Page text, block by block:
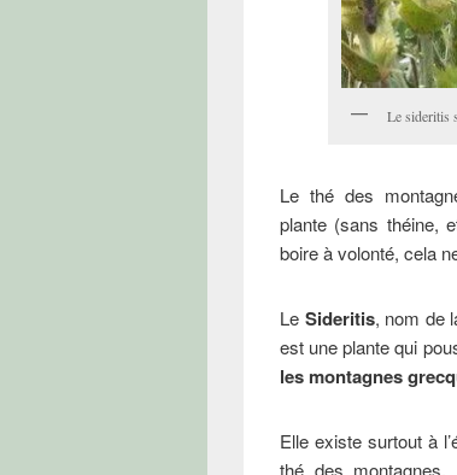
Le sideritis
Le thé des
plante (sans théine,
boire à volonté, cela
Le Sideritis, nom de
est une plante qui
les montagnes
Elle existe surtout à
thé des